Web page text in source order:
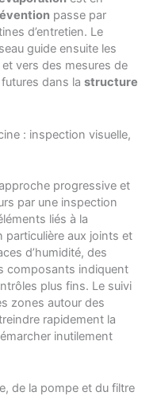
passe par
d’entretien. Le
guide ensuite les
et vers des mesures de
dans la structure
: inspection visuelle,
progressive et
par une inspection
liés à la
particulière aux joints et
d’humidité, des
composants indiquent
plus fins. Le suivi
zones autour des
rapidement la
inutilement
de la pompe et du filtre